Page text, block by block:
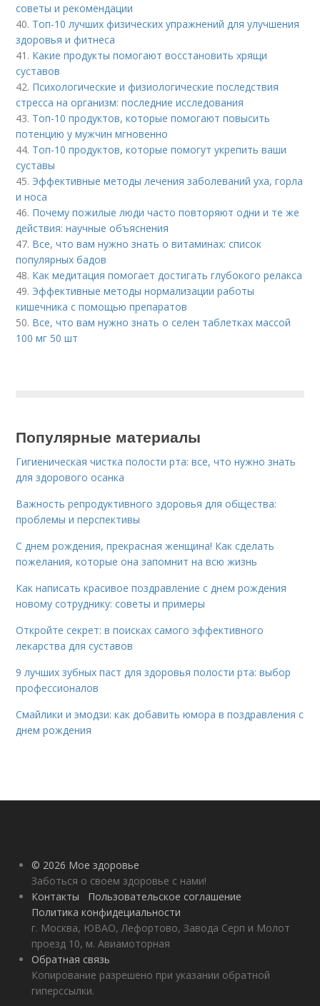
советы и рекомендации
40. Топ-10 лучших физических упражнений для улучшения
здоровья и фитнеса
41. Какие продукты помогают восстановить хрящи
суставов
42. Психологические и физиологические последствия
стресса на организм: последние исследования
43. Топ-10 продуктов, которые помогают повысить
потенцию у мужчин мгновенно
44. Топ-10 продуктов, которые помогут укрепить ваши
суставы
45. Эффективные методы лечения заболеваний уха, горла
и носа
46. Почему пожилые люди часто повторяют одни и те же
действия: научные объяснения
47. Все, что вам нужно знать о витаминах: список
популярных бадов
48. Как медитация помогает достигать глубокого релакса
49. Эффективные методы нормализации работы
кишечника с помощью препаратов
50. Все, что вам нужно знать о селен таблетках массой
100 мг 50 шт
Популярные материалы
Гигиеническая чистка полости рта: все, что нужно знать
для здорового осанка
Важность репродуктивного здоровья для общества:
проблемы и перспективы
С днем рождения, прекрасная женщина! Как сделать
пожелания, которые она запомнит на всю жизнь
Как написать красивое поздравление с днем рождения
новому сотруднику: советы и примеры
Откройте секрет: в поисках самого эффективного
лекарства для суставов
9 лучших зубных паст для здоровья полости рта: выбор
профессионалов
Смайлики и эмодзи: как добавить юмора в поздравления с
днем рождения
© 2026 Мое здоровье
Заботься о своем здоровье с нами!
Контакты
Пользовательское соглашение
Политика конфидециальности
г. Москва, ЮВАО, Лефортово, Завода Серп и Молот
проезд 10, м. Авиамоторная
Обратная связь
Копирование разрешено при указании обратной
гиперссылки.